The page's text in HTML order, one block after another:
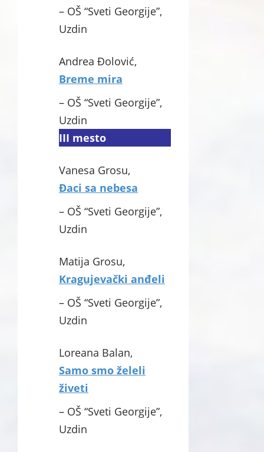
– OŠ “Sveti Georgije”,
Uzdin
Andrea Đolović,
Breme mira
– OŠ “Sveti Georgije”,
Uzdin
III mesto
Vanesa Grosu,
Đaci sa nebesa
– OŠ “Sveti Georgije”,
Uzdin
Matija Grosu,
Kragujevački anđeli
– OŠ “Sveti Georgije”,
Uzdin
Loreana Balan,
Samo smo želeli
živeti
– OŠ “Sveti Georgije”,
Uzdin